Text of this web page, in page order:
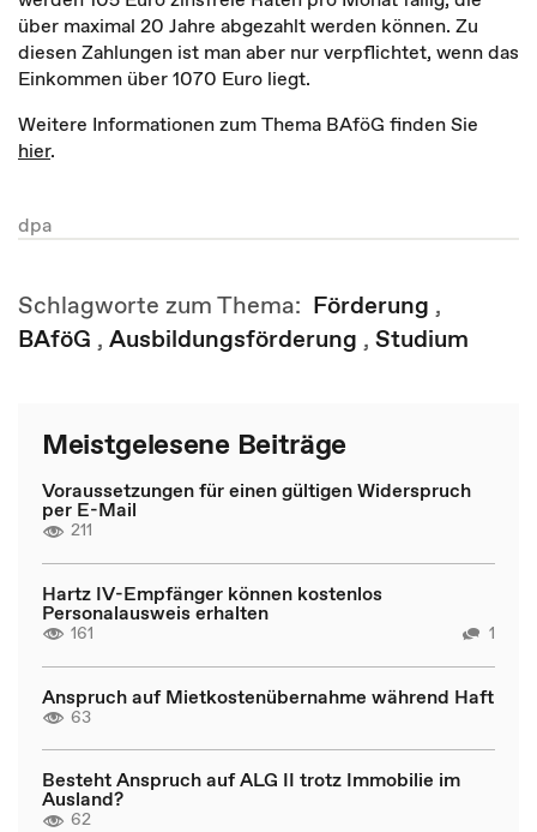
über maximal 20 Jahre abgezahlt werden können. Zu
diesen Zahlungen ist man aber nur verpflichtet, wenn das
Einkommen über 1070 Euro liegt.
Weitere Informationen zum Thema BAföG finden Sie
hier.
dpa
Schlagworte zum Thema: Förderung ,
BAföG , Ausbildungsförderung , Studium
Meistgelesene Beiträge
Voraussetzungen für einen gültigen Widerspruch
per E-Mail
211
Hartz IV-Empfänger können kostenlos
Personalausweis erhalten
161 1
Anspruch auf Mietkostenübernahme während Haft
63
Besteht Anspruch auf ALG II trotz Immobilie im
Ausland?
62